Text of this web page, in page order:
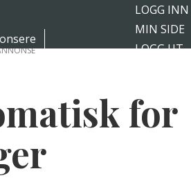
LOGG INN
MIN SIDE
LOGG UT
for